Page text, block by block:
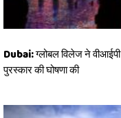
Dubai: ग्लोबल विलेज ने
पुरस्कार की घोषणा की